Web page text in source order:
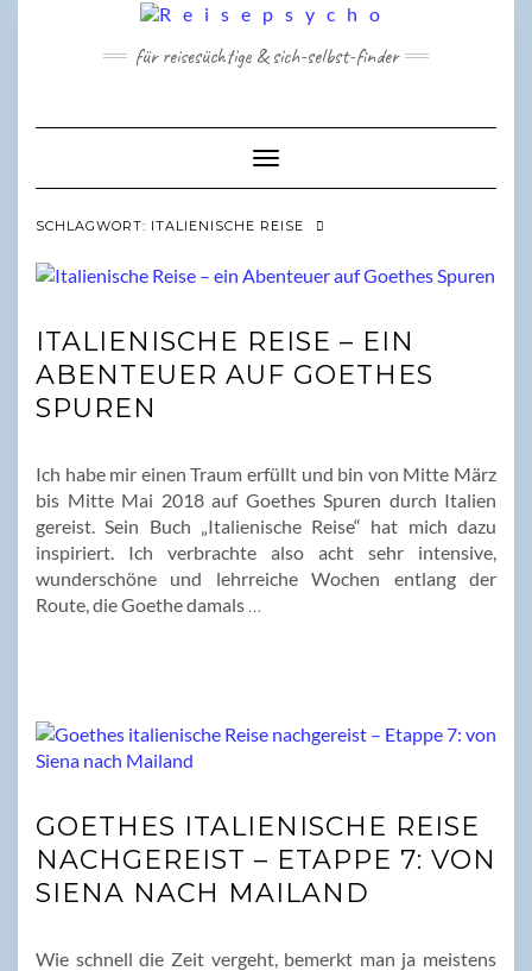
für reisesüchtige & sich-selbst-finder
Toggle Navigation
SCHLAGWORT: ITALIENISCHE REISE
ITALIENISCHE REISE – EIN
ABENTEUER AUF GOETHES
SPUREN
Ich habe mir einen Traum erfüllt und bin von Mitte März
bis Mitte Mai 2018 auf Goethes Spuren durch Italien
gereist. Sein Buch „Italienische Reise“ hat mich dazu
inspiriert. Ich verbrachte also acht sehr intensive,
wunderschöne und lehrreiche Wochen entlang der
Route, die Goethe damals
GOETHES ITALIENISCHE REISE
NACHGEREIST – ETAPPE 7: VON
SIENA NACH MAILAND
Wie schnell die Zeit vergeht, bemerkt man ja meistens